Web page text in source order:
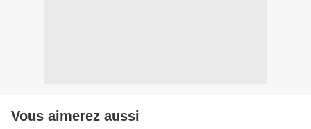
Vous aimerez aussi